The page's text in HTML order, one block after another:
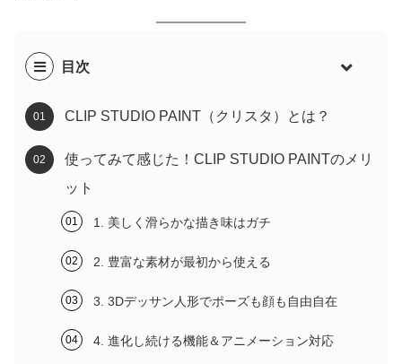
目次
CLIP STUDIO PAINT（クリスタ）とは？
使ってみて感じた！CLIP STUDIO PAINTのメリ
ット
1. 美しく滑らかな描き味はガチ
2. 豊富な素材が最初から使える
3. 3Dデッサン人形でポーズも顔も自由自在
4. 進化し続ける機能＆アニメーション対応